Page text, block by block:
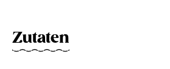
Zutaten